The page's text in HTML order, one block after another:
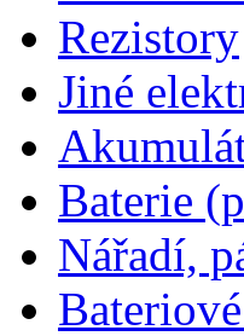
Rezistory
Jiné
Baterie
Nářadí,